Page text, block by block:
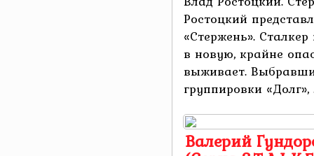
Ростоцкий
«Стержень».
в новую, крайне
выживает.
группировки «Долг»,
Валерий